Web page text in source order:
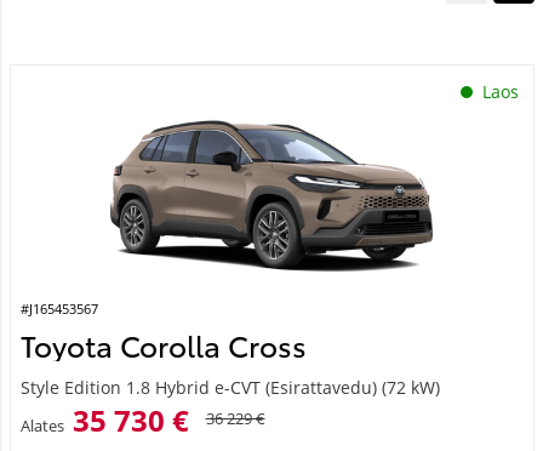
Laos
#J165453567
Toyota Corolla Cross
Style Edition 1.8 Hybrid e-CVT (Esirattavedu) (72 kW)
Alates 35 730 € 36 229 €